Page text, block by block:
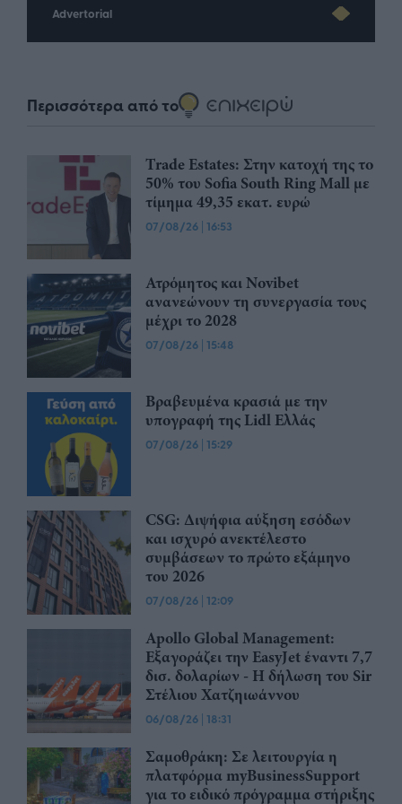
Advertorial
Περισσότερα από το
Trade Estates: Στην κατοχή της το
50% του Sofia South Ring Mall με
τίμημα 49,35 εκατ. ευρώ
07/08/26 | 16:53
Ατρόμητος και Novibet
ανανεώνουν τη συνεργασία τους
μέχρι το 2028
07/08/26 | 15:48
Βραβευμένα κρασιά με την
υπογραφή της Lidl Ελλάς
07/08/26 | 15:29
CSG: Διψήφια αύξηση εσόδων
και ισχυρό ανεκτέλεστο
συμβάσεων το πρώτο εξάμηνο
του 2026
07/08/26 | 12:09
Apollo Global Management:
Εξαγοράζει την EasyJet έναντι 7,7
δισ. δολαρίων - Η δήλωση του Sir
Στέλιου Χατζηιωάννου
06/08/26 | 18:31
Σαμοθράκη: Σε λειτουργία η
πλατφόρμα myBusinessSupport
για το ειδικό πρόγραμμα στήριξης